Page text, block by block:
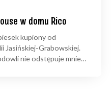
w domu Rico
kupiony od
Jasińskiej-Grabowskiej.
nie odstępuje mnie…